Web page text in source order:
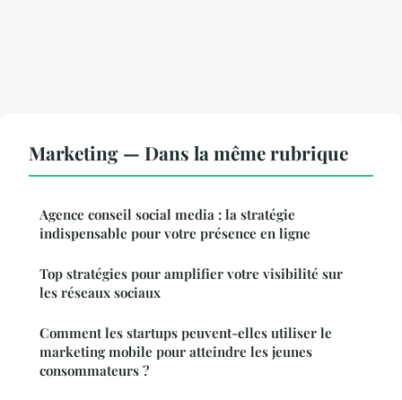
Marketing — Dans la même rubrique
Agence conseil social media : la stratégie
indispensable pour votre présence en ligne
Top stratégies pour amplifier votre visibilité sur
les réseaux sociaux
Comment les startups peuvent-elles utiliser le
marketing mobile pour atteindre les jeunes
consommateurs ?